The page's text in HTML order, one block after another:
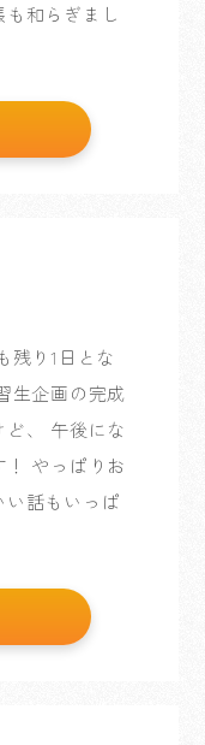
和らぎまし
残り1日とな
生企画の完成
、 午後にな
やっぱりお
話もいっぱ